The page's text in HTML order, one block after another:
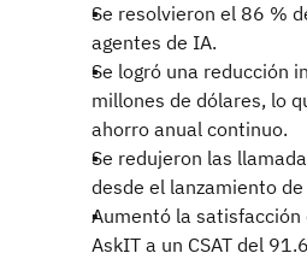
Se resolvieron el 86 %
agentes de IA.
Se logró una reducción
millones de dólares, lo
ahorro anual continuo.
Se redujeron las
desde el lanzamiento
Aumentó la satisfacción
AskIT a un CSAT del